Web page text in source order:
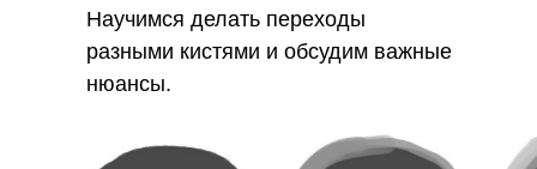
Научимся делать переходы
разными кистями и обсудим важные
нюансы.